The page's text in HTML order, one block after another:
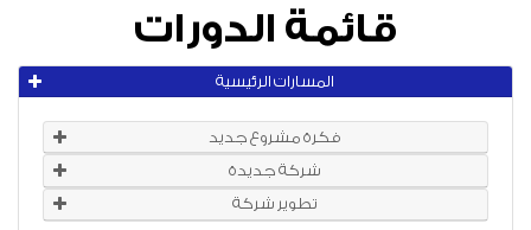
قائمة الدورات
المسارات الرئيسية
فكرة مشروع جديد
شركة جديدة
تطوير شركة